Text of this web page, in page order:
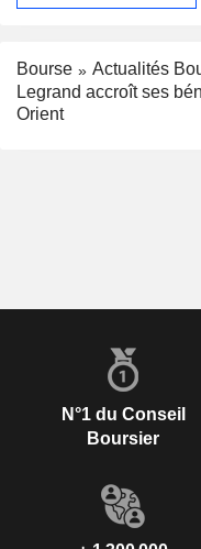
Bourse
Actualités
Legrand accroît ses
Orient
N°1 du Conseil
Boursier